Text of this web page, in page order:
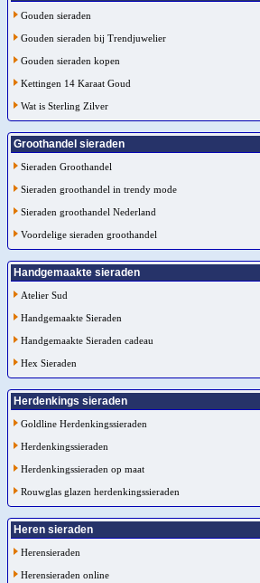
Gouden sieraden
Gouden sieraden bij Trendjuwelier
Gouden sieraden kopen
Kettingen 14 Karaat Goud
Wat is Sterling Zilver
Groothandel sieraden
Sieraden Groothandel
Sieraden groothandel in trendy mode
Sieraden groothandel Nederland
Voordelige sieraden groothandel
Handgemaakte sieraden
Atelier Sud
Handgemaakte Sieraden
Handgemaakte Sieraden cadeau
Hex Sieraden
Herdenkings sieraden
Goldline Herdenkingssieraden
Herdenkingssieraden
Herdenkingssieraden op maat
Rouwglas glazen herdenkingssieraden
Heren sieraden
Herensieraden
Herensieraden online